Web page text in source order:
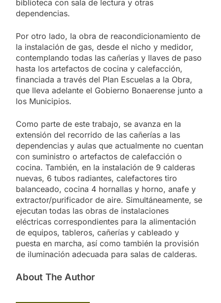
biblioteca con sala de lectura y otras
dependencias.
Por otro lado, la obra de reacondicionamiento de
la instalación de gas, desde el nicho y medidor,
contemplando todas las cañerías y llaves de paso
hasta los artefactos de cocina y calefacción,
financiada a través del Plan Escuelas a la Obra,
que lleva adelante el Gobierno Bonaerense junto a
los Municipios.
Como parte de este trabajo, se avanza en la
extensión del recorrido de las cañerías a las
dependencias y aulas que actualmente no cuentan
con suministro o artefactos de calefacción o
cocina. También, en la instalación de 9 calderas
nuevas, 6 tubos radiantes, calefactores tiro
balanceado, cocina 4 hornallas y horno, anafe y
extractor/purificador de aire. Simultáneamente, se
ejecutan todas las obras de instalaciones
eléctricas correspondientes para la alimentación
de equipos, tableros, cañerías y cableado y
puesta en marcha, así como también la provisión
de iluminación adecuada para salas de calderas.
About The Author